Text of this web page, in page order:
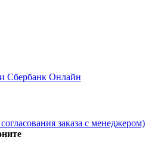
Сбербанк Онлайн
заказа с менеджером)